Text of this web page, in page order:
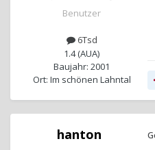
Benutzer
6Tsd
1.4 (AUA)
Baujahr: 2001
Ort: Im schönen Lahntal
hanton